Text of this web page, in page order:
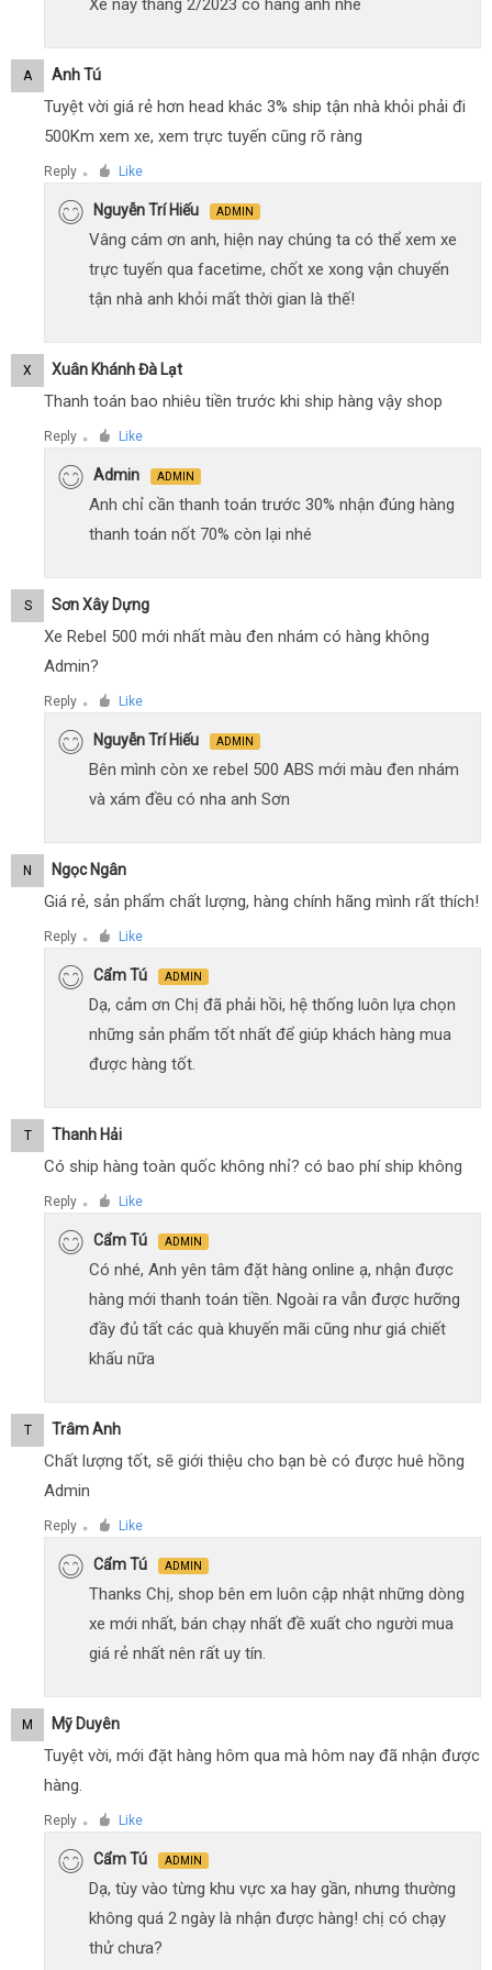
Xe này tháng 2/2023 có hàng anh nhé
A Anh Tú
Tuyệt vời giá rẻ hơn head khác 3% ship tận nhà khỏi phải đi
500Km xem xe, xem trực tuyến cũng rõ ràng
Reply ● Like
Nguyễn Trí Hiếu ADMIN
Vâng cám ơn anh, hiện nay chúng ta có thể xem xe
trực tuyến qua facetime, chốt xe xong vận chuyển
tận nhà anh khỏi mất thời gian là thế!
X Xuân Khánh Đà Lạt
Thanh toán bao nhiêu tiền trước khi ship hàng vậy shop
Reply ● Like
Admin ADMIN
Anh chỉ cần thanh toán trước 30% nhận đúng hàng
thanh toán nốt 70% còn lại nhé
S Sơn Xây Dựng
Xe Rebel 500 mới nhất màu đen nhám có hàng không
Admin?
Reply ● Like
Nguyễn Trí Hiếu ADMIN
Bên mình còn xe rebel 500 ABS mới màu đen nhám
và xám đều có nha anh Sơn
N Ngọc Ngân
Giá rẻ, sản phẩm chất lượng, hàng chính hãng mình rất thích!
Reply ● Like
Cẩm Tú ADMIN
Dạ, cảm ơn Chị đã phải hồi, hệ thống luôn lựa chọn
những sản phẩm tốt nhất để giúp khách hàng mua
được hàng tốt.
T Thanh Hải
Có ship hàng toàn quốc không nhỉ? có bao phí ship không
Reply ● Like
Cẩm Tú ADMIN
Có nhé, Anh yên tâm đặt hàng online ạ, nhận được
hàng mới thanh toán tiền. Ngoài ra vẫn được hưỡng
đầy đủ tất các quà khuyến mãi cũng như giá chiết
khấu nữa
T Trâm Anh
Chất lượng tốt, sẽ giới thiệu cho bạn bè có được huê hồng
Admin
Reply ● Like
Cẩm Tú ADMIN
Thanks Chị, shop bên em luôn cập nhật những dòng
xe mới nhất, bán chạy nhất đề xuất cho người mua
giá rẻ nhất nên rất uy tín.
M Mỹ Duyên
Tuyệt vời, mới đặt hàng hôm qua mà hôm nay đã nhận được
hàng.
Reply ● Like
Cẩm Tú ADMIN
Dạ, tùy vào từng khu vực xa hay gần, nhưng thường
không quá 2 ngày là nhận được hàng! chị có chạy
thử chưa?